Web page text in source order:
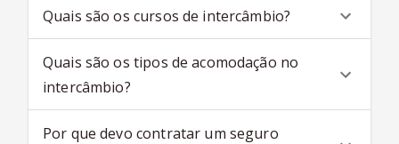
Quais são os cursos de intercâmbio?
Quais são os tipos de acomodação no
intercâmbio?
Por que devo contratar um seguro